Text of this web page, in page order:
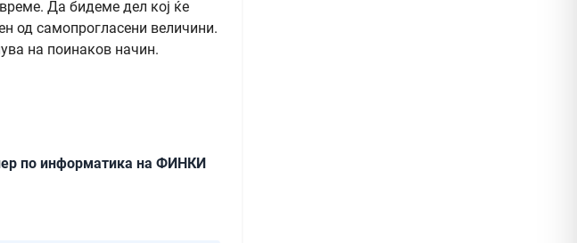
Да бидеме дел кој ќе
од самопрогласени величини.
на поинаков начин.
по информатика на ФИНКИ